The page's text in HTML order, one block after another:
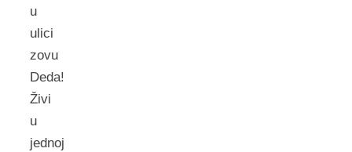
u
ulici
zovu
Deda!
Živi
u
jednoj